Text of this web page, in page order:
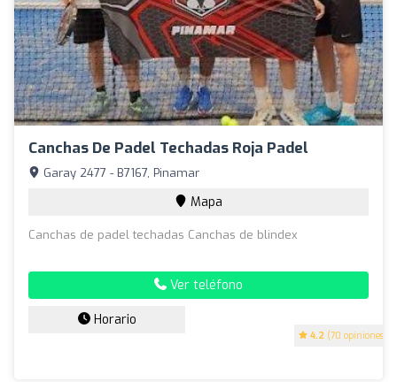
Canchas De Padel Techadas Roja Padel
4.2 (70 opiniones)
Garay 2477 - B7167, Pinamar
Mapa
Canchas de padel techadas Canchas de blindex
Ver teléfono
Horario